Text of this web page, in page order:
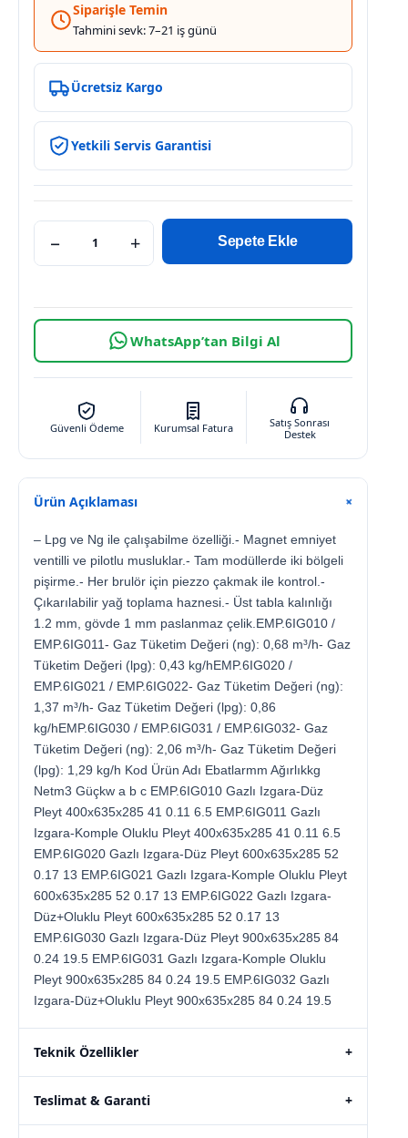
Siparişle Temin
Tahmini sevk: 7–21 iş günü
Ücretsiz Kargo
Yetkili Servis Garantisi
− + Sepete Ekle
WhatsApp’tan Bilgi Al
Güvenli Ödeme Kurumsal Fatura
Satış Sonrası
Destek
Ürün Açıklaması +
– Lpg ve Ng ile çalışabilme özelliği.- Magnet emniyet
ventilli ve pilotlu musluklar.- Tam modüllerde iki bölgeli
pişirme.- Her brulör için piezzo çakmak ile kontrol.-
Çıkarılabilir yağ toplama haznesi.- Üst tabla kalınlığı
1.2 mm, gövde 1 mm paslanmaz çelik.EMP.6IG010 /
EMP.6IG011- Gaz Tüketim Değeri (ng): 0,68 m³/h- Gaz
Tüketim Değeri (lpg): 0,43 kg/hEMP.6IG020 /
EMP.6IG021 / EMP.6IG022- Gaz Tüketim Değeri (ng):
1,37 m³/h- Gaz Tüketim Değeri (lpg): 0,86
kg/hEMP.6IG030 / EMP.6IG031 / EMP.6IG032- Gaz
Tüketim Değeri (ng): 2,06 m³/h- Gaz Tüketim Değeri
(lpg): 1,29 kg/h Kod Ürün Adı Ebatlarmm Ağırlıkkg
Netm3 Güçkw a b c EMP.6IG010 Gazlı Izgara-Düz
Pleyt 400x635x285 41 0.11 6.5 EMP.6IG011 Gazlı
Izgara-Komple Oluklu Pleyt 400x635x285 41 0.11 6.5
EMP.6IG020 Gazlı Izgara-Düz Pleyt 600x635x285 52
0.17 13 EMP.6IG021 Gazlı Izgara-Komple Oluklu Pleyt
600x635x285 52 0.17 13 EMP.6IG022 Gazlı Izgara-
Düz+Oluklu Pleyt 600x635x285 52 0.17 13
EMP.6IG030 Gazlı Izgara-Düz Pleyt 900x635x285 84
0.24 19.5 EMP.6IG031 Gazlı Izgara-Komple Oluklu
Pleyt 900x635x285 84 0.24 19.5 EMP.6IG032 Gazlı
Izgara-Düz+Oluklu Pleyt 900x635x285 84 0.24 19.5
Teknik Özellikler +
Teslimat & Garanti +